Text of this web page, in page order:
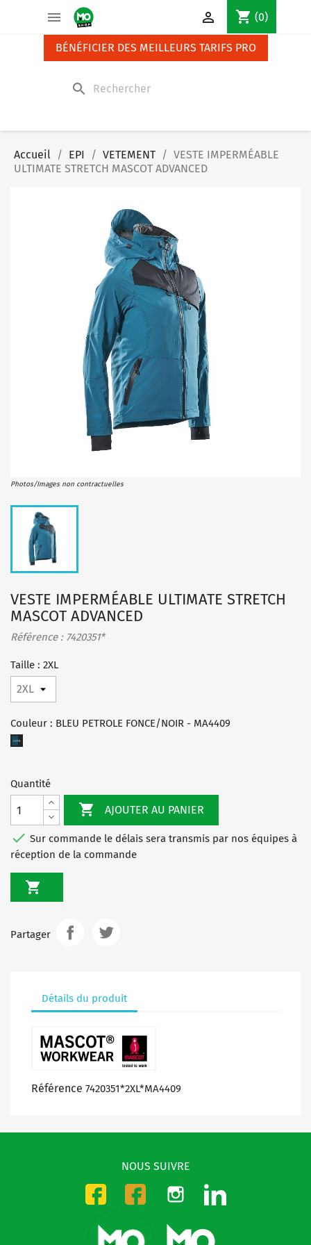
 shopping_cart (0)

BÉNÉFICIER DES MEILLEURS TARIFS PRO
search
Accueil EPI VETEMENT
VESTE IMPERMÉABLE
ULTIMATE STRETCH MASCOT ADVANCED
Photos/Images non contractuelles
VESTE IMPERMÉABLE ULTIMATE STRETCH
MASCOT ADVANCED
Référence : 7420351*
Taille : 2XL
Couleur : BLEU PETROLE FONCE/NOIR - MA4409
-
MA4409
Quantité
 AJOUTER AU PANIER
 Sur commande le délais sera transmis par nos équipes à
réception de la commande

Partager
Détails du produit
Référence 7420351*2XL*MA4409
NOUS SUIVRE
Facebook-CMOFacebook-DMO
Instagram
Panneau de gestion des cookies